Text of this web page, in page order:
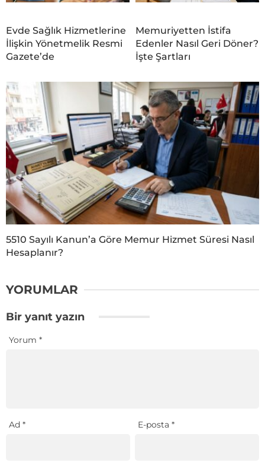
Evde Sağlık Hizmetlerine
İlişkin Yönetmelik Resmi
Gazete’de
Memuriyetten İstifa
Edenler Nasıl Geri Döner?
İşte Şartları
5510 Sayılı Kanun’a Göre Memur Hizmet Süresi Nasıl
Hesaplanır?
YORUMLAR
Bir yanıt yazın
Yorum *
Ad * E-posta*